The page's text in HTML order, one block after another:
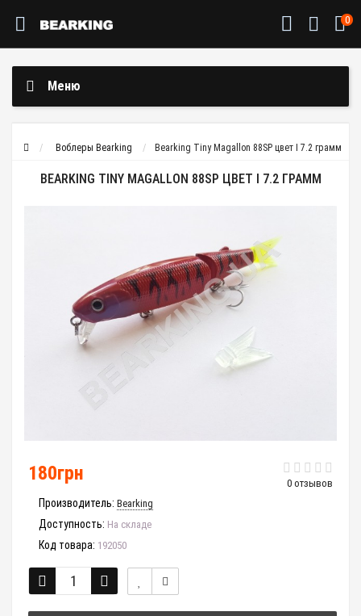
0
Меню
Воблеры Bearking Bearking Tiny Magallon 88SP цвет I 7.2 грамм
BEARKING TINY MAGALLON 88SP ЦВЕТ I 7.2 ГРАММ
0 отзывов
180грн
Производитель: Bearking
Доступность: На складе
Код товара: 192050